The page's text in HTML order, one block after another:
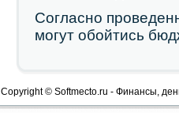
Согласно
могут обойтись
Copyright © Softmecto.ru - Финансы,